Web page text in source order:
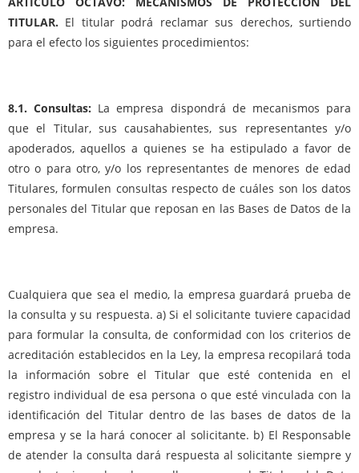
TITULAR. El titular podrá reclamar sus derechos, surtiendo
para el efecto los siguientes procedimientos:
8.1. Consultas: La empresa dispondrá de mecanismos para
que el Titular, sus causahabientes, sus representantes y/o
apoderados, aquellos a quienes se ha estipulado a favor de
otro o para otro, y/o los representantes de menores de edad
Titulares, formulen consultas respecto de cuáles son los datos
personales del Titular que reposan en las Bases de Datos de la
empresa.
Cualquiera que sea el medio, la empresa guardará prueba de
la consulta y su respuesta. a) Si el solicitante tuviere capacidad
para formular la consulta, de conformidad con los criterios de
acreditación establecidos en la Ley, la empresa recopilará toda
la información sobre el Titular que esté contenida en el
registro individual de esa persona o que esté vinculada con la
identificación del Titular dentro de las bases de datos de la
empresa y se la hará conocer al solicitante. b) El Responsable
de atender la consulta dará respuesta al solicitante siempre y